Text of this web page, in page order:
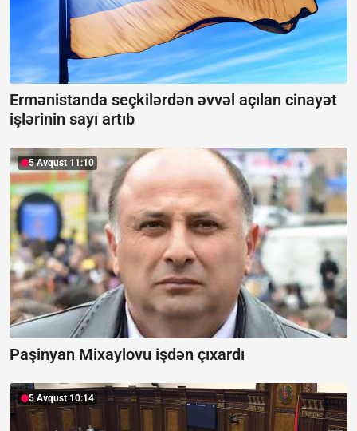
Ermənistanda seçkilərdən əvvəl açılan cinayət
işlərinin sayı artıb
5 Avqust 11:10
Paşinyan Mixaylovu işdən çıxardı
5 Avqust 10:14